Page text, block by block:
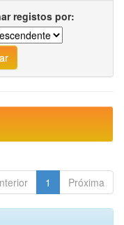
registos por:
1 Próxima